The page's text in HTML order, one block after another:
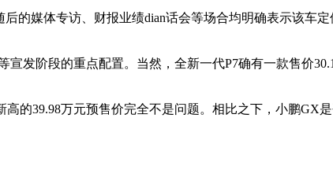
的媒体专访、财报业绩dian话会等场合均明确表示该车
发阶段的重点配置。当然，全新一代P7确有一款售价
39.98万元预售价完全不是问题。相比之下，小鹏GX